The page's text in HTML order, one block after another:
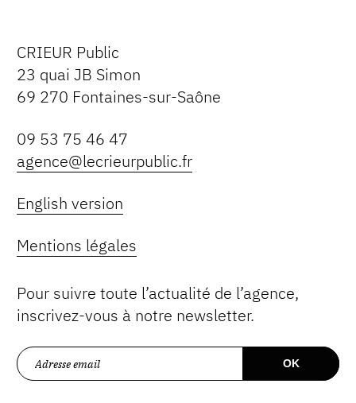
CRIEUR Public
23 quai JB Simon
69 270 Fontaines-sur-Saône
09 53 75 46 47
agence@lecrieurpublic.fr
English version
Mentions légales
Pour suivre toute l’actualité de l’agence,
inscrivez-vous à notre newsletter.